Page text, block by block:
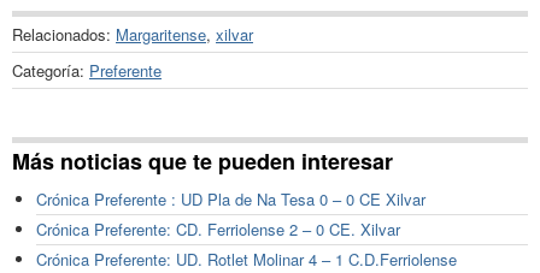
Relacionados: Margaritense, xilvar
Categoría: Preferente
Más noticias que te pueden interesar
Crónica Preferente : UD Pla de Na Tesa 0 – 0 CE Xilvar
Crónica Preferente: CD. Ferriolense 2 – 0 CE. Xilvar
Crónica Preferente: UD. Rotlet Molinar 4 – 1 C.D.Ferriolense